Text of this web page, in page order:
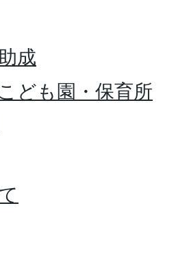
成
ども園・保育所